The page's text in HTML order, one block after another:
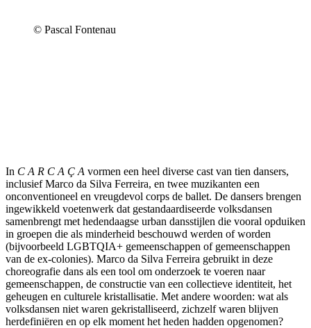
© Pascal Fontenau
In C A R C A Ç A vormen een heel diverse cast van tien dansers,
inclusief Marco da Silva Ferreira, en twee muzikanten een
onconventioneel en vreugdevol corps de ballet. De dansers brengen
ingewikkeld voetenwerk dat gestandaardiseerde volksdansen
samenbrengt met hedendaagse urban dansstijlen die vooral opduiken
in groepen die als minderheid beschouwd werden of worden
(bijvoorbeeld LGBTQIA+ gemeenschappen of gemeenschappen
van de ex-colonies). Marco da Silva Ferreira gebruikt in deze
choreografie dans als een tool om onderzoek te voeren naar
gemeenschappen, de constructie van een collectieve identiteit, het
geheugen en culturele kristallisatie. Met andere woorden: wat als
volksdansen niet waren gekristalliseerd, zichzelf waren blijven
herdefiniëren en op elk moment het heden hadden opgenomen?